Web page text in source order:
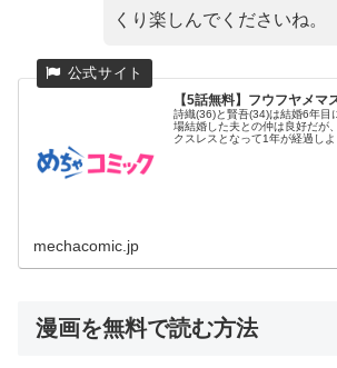
くり楽しんでくださいね。
【5話無料】フウフヤメマ
詩織(36)と賢吾(34)は結婚6年目
場結婚した夫との仲は良好だが
クスレスとなって1年が経過し
mechacomic.jp
漫画を無料で読む方法